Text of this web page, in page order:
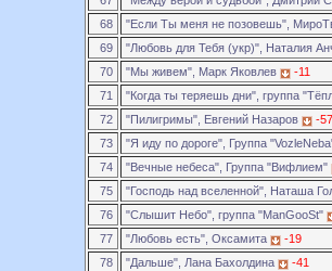
68
"Если Ты меня не позовешь",
69
"Любовь для Тебя (укр)", Наталия
70
"Мы живем", Марк Яковлев
-11
71
"Когда ты теряешь дни", группа
72
"Пилигримы", Евгений Назаров
-57
73
"Я иду по дороге", Группа
74
"Вечные небеса", Группа "Вифлием"
75
"Господь над вселенной", Наташа
76
"Слышит Небо", группа "ManGooSt"
77
"Любовь есть", Оксамита
-19
78
"Дальше", Лана Бахолдина
-41